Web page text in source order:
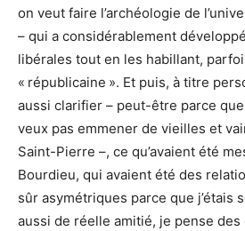
on veut faire l’archéologie de
– qui a considérablement
libérales tout en les habillant,
« républicaine ». Et puis, à titre
aussi clarifier – peut-être parce
veux pas emmener de vieilles et
Saint-Pierre –, ce qu’avaient été
Bourdieu, qui avaient été des
sûr asymétriques parce que j’étais
aussi de réelle amitié, je pense des